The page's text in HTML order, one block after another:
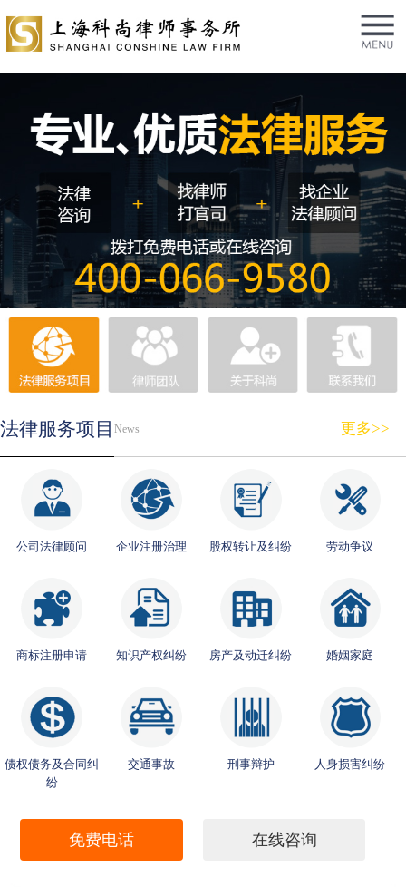
法律服务项目 News 更多>>
公司法律顾问 企业注册治理 股权转让及纠纷 劳动争议
商标注册申请 知识产权纠纷 房产及动迁纠纷 婚姻家庭
债权债务及合同纠
纷
交通事故 刑事辩护 人身损害纠纷
免费电话 在线咨询